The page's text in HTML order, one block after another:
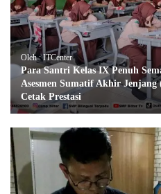
Oleh : ITCenter
Para Santri Kelas IX Penuh
Asesmen Sumatif Akhir
Cetak Prestasi